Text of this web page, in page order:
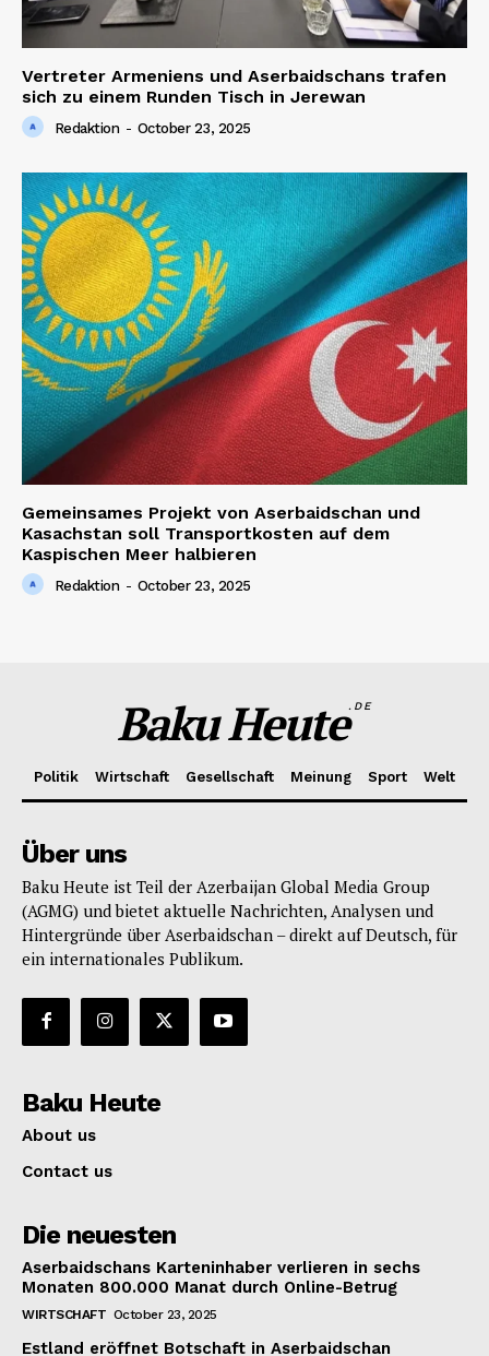
Vertreter Armeniens und Aserbaidschans trafen
sich zu einem Runden Tisch in Jerewan
Redaktion - October 23, 2025
Gemeinsames Projekt von Aserbaidschan und
Kasachstan soll Transportkosten auf dem
Kaspischen Meer halbieren
Redaktion - October 23, 2025
Baku Heute.DE
Politik Wirtschaft Gesellschaft Meinung Sport Welt
Über uns
Baku Heute ist Teil der Azerbaijan Global Media Group
(AGMG) und bietet aktuelle Nachrichten, Analysen und
Hintergründe über Aserbaidschan – direkt auf Deutsch, für
ein internationales Publikum.
Baku Heute
About us
Contact us
Die neuesten
Aserbaidschans Karteninhaber verlieren in sechs
Monaten 800.000 Manat durch Online-Betrug
WIRTSCHAFT October 23, 2025
Estland eröffnet Botschaft in Aserbaidschan